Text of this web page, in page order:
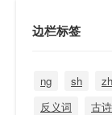
边栏标签
ng sh zh
反义词
古诗